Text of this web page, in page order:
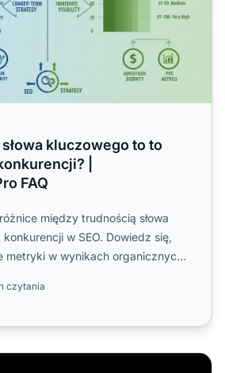
kluczowego to to
|
FAQ
między trudnością słowa
konkurencji w SEO. Dowiedz się,
metryki w wynikach organicznych
czytania
używają moi konkurenci?